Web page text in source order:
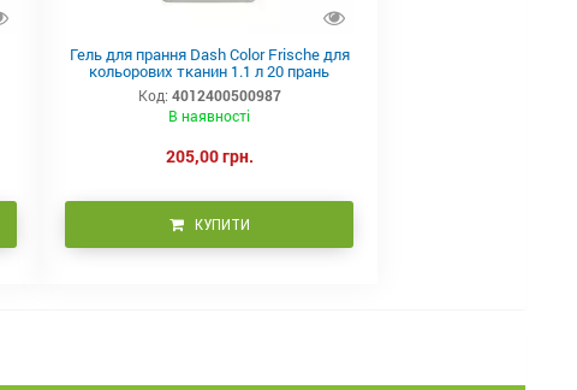
Гель для прання Dash Color Frische для
кольорових тканин 1.1 л 20 прань
Код: 4012400500987
В наявності
205,00 грн.
КУПИТИ